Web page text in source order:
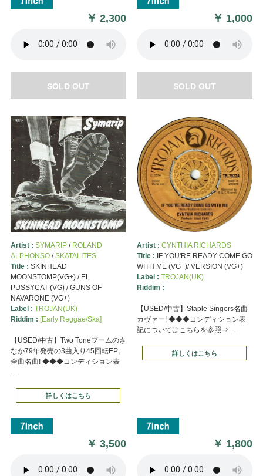
￥2,300
SOLD OUT
￥ 1,000
SOLD OUT
Artist : SYMARIP/ ROLAND
ALPHONSO/SKATALITES
Title : SKINHEAD
MOONSTOMP(VG+) / EL
PUSSYCAT (VG) / GUNS OF
NAVARONE (VG+)
Label : TROJAN(UK)
Riddim : [Early Reggae/Ska]
【USED/中古】Two Toneブームのさ
なか79年発売の3曲入り45回転EP。
全曲名曲! ◆◆◆コンディション表
...
詳しくはこちら
￥3,500
Artist : CYNTHIA RICHARDS
Title : IF YOU'RE READY COME GO
WITH ME (VG+)/ VERSION (VG+)
Label : TROJAN(UK)
Riddim :
【USED/中古】Staple Singers名曲
カヴァー! ◆◆◆コンディション表
記についてはこちらを参照⇒ ...
詳しくはこちら
￥ 1,800